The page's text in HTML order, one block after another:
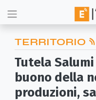
TERRITORIO
Tutela
buono della
produzioni,